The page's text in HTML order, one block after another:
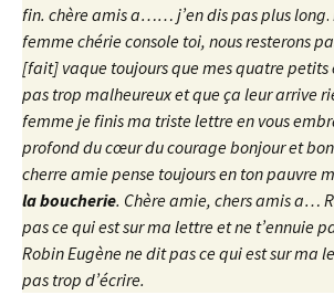
fin. chère amis a…… j’en dis pas plus long.
femme chérie console toi, nous resterons
[fait] vaque toujours que mes quatre petits
pas trop malheureux et que ça leur arrive
femme je finis ma triste lettre en vous
profond du cœur du courage bonjour et
cherre amie pense toujours en ton pauvre
la boucherie. Chère amie, chers amis a…
pas ce qui est sur ma lettre et ne t’ennuie
Robin Eugène ne dit pas ce qui est sur ma
pas trop d’écrire.